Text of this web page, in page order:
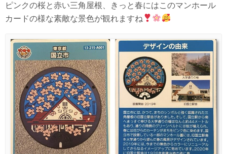
ピンクの桜と赤い三角屋根、きっと春にはこのマンホール
カードの様な素敵な景色が観れますね